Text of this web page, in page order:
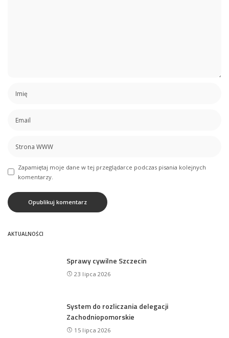
Zapamiętaj moje dane w tej przeglądarce podczas pisania kolejnych
komentarzy.
AKTUALNOŚCI
Sprawy cywilne Szczecin
23 lipca 2026
System do rozliczania delegacji
Zachodniopomorskie
15 lipca 2026